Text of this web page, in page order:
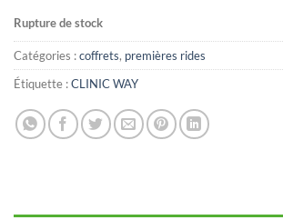
Rupture de stock
Catégories :coffrets, premières rides
Étiquette :CLINIC WAY